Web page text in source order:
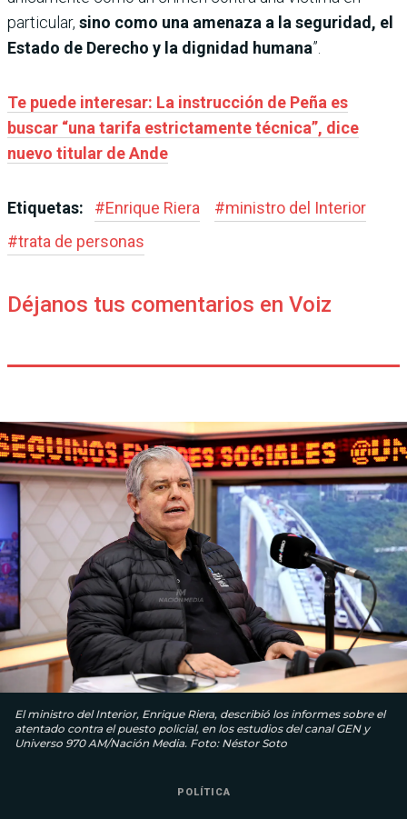
particular, sino como una amenaza a la seguridad, el
Estado de Derecho y la dignidad humana”.
Te puede interesar: La instrucción de Peña es
buscar “una tarifa estrictamente técnica”, dice
nuevo titular de Ande
Etiquetas: #Enrique Riera #ministro del Interior
#trata de personas
Déjanos tus comentarios en Voiz
El ministro del Interior, Enrique Riera, describió los informes sobre el
atentado contra el puesto policial, en los estudios del canal GEN y
Universo 970 AM/Nación Media. Foto: Néstor Soto
POLÍTICA